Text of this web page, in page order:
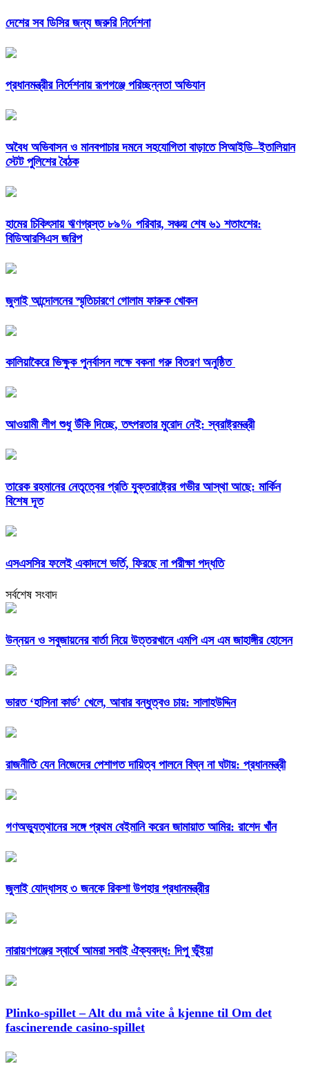
দেশের সব ডিসির জন্য জরুরি নির্দেশনা
প্রধানমন্ত্রীর নির্দেশনায় রূপগঞ্জে পরিচ্ছন্নতা অভিযান
অবৈধ অভিবাসন ও মানবপাচার দমনে সহযোগিতা বাড়াতে সিআইডি–ইতালিয়ান
স্টেট পুলিশের বৈঠক
হামের চিকিৎসায় ঋণগ্রস্ত ৮৯% পরিবার, সঞ্চয় শেষ ৬১ শতাংশের:
বিডিআরসিএস জরিপ
জুলাই আন্দোলনের স্মৃতিচারণে গোলাম ফারুক খোকন
কালিয়াকৈরে ভিক্ষুক পুনর্বাসন লক্ষে বকনা গরু বিতরণ অনুষ্ঠিত
আওয়ামী লীগ শুধু উঁকি দিচ্ছে, তৎপরতার মুরোদ নেই: স্বরাষ্ট্রমন্ত্রী
তারেক রহমানের নেতৃত্বের প্রতি যুক্তরাষ্ট্রের গভীর আস্থা আছে: মার্কিন
বিশেষ দূত
এসএসসির ফলেই একাদশে ভর্তি, ফিরছে না পরীক্ষা পদ্ধতি
সর্বশেষ সংবাদ
উন্নয়ন ও সবুজায়নের বার্তা নিয়ে উত্তরখানে এমপি এস এম জাহাঙ্গীর হোসেন
ভারত ‘হাসিনা কার্ড’ খেলে, আবার বন্ধুত্বও চায়: সালাহউদ্দিন
রাজনীতি যেন নিজেদের পেশাগত দায়িত্ব পালনে বিঘ্ন না ঘটায়: প্রধানমন্ত্রী
গণঅভ্যুত্থানের সঙ্গে প্রথম বেইমানি করেন জামায়াত আমির: রাশেদ খাঁন
জুলাই যোদ্ধাসহ ৩ জনকে রিকশা উপহার প্রধানমন্ত্রীর
নারায়ণগঞ্জের স্বার্থে আমরা সবাই ঐক্যবদ্ধ: দিপু ভূঁইয়া
Plinko-spillet – Alt du må vite å kjenne til Om det
fascinerende casino-spillet